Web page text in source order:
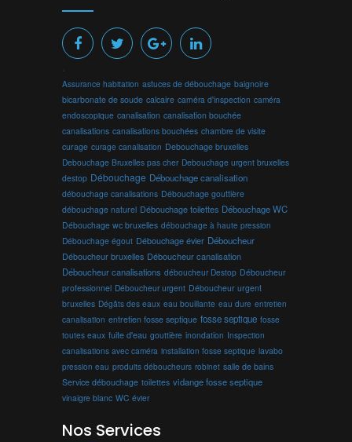
Assurance habitation astuces de débouchage baignoire
bicarbonate de soude calcaire caméra d'inspection caméra
endoscopique canalisation canalisation bouchée
canalisations canalisations bouchées chambre de visite
curage curage canalisation Debouchage bruxelles
Debouchage Bruxelles pas cher Debouchage urgent bruxelles
destop Débouchage Débouchage canalisation
débouchage canalisations Débouchage gouttière
débouchage naturel Débouchage toilettes Débouchage WC
Débouchage wc bruxelles débouchage à haute pression
Débouchage égout Débouchage évier Déboucheur
Déboucheur bruxelles Déboucheur canalisation
Déboucheur canalisations déboucheur Destop Déboucheur
professionnel Déboucheur urgent Déboucheur urgent
bruxelles Dégâts des eaux eau bouillante eau dure entretien
canalisation entretien fosse septique fosse septique fosse
toutes eaux fuite d'eau gouttière inondation Inspection
canalisations avec caméra installation fosse septique lavabo
pression eau produits déboucheurs robinet salle de bains
Service débouchage toilettes vidange fosse septique
vinaigre blanc WC évier
Nos Services